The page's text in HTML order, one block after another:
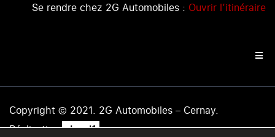
Se rendre chez 2G Automobiles : Ouvrir l’itinéraire
Copyright © 2021. 2G Automobiles – Cernay.
Réalisation .level1